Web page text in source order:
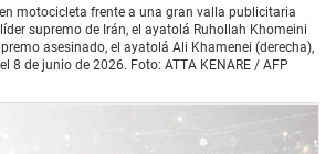
motocicleta frente a una gran valla publicitaria
supremo de Irán, el ayatolá Ruhollah Khomeini
asesinado, el ayatolá Ali Khamenei (derecha),
8 de junio de 2026. Foto: ATTA KENARE / AFP